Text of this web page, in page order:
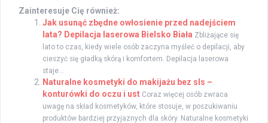
Zainteresuje Cię również:
Jak usunąć zbędne owłosienie przed nadejściem
lata? Depilacja laserowa Bielsko Biała Zbliżające się
lato to czas, kiedy wiele osób zaczyna myśleć o depilacji, aby
cieszyć się gładką skórą i komfortem. Depilacja laserowa
staje...
Naturalne kosmetyki do makijażu bez sls –
konturówki do oczu i ust Coraz więcej osób zwraca
uwagę na skład kosmetyków, które stosuje, w poszukiwaniu
produktów bardziej przyjaznych dla skóry. Naturalne kosmetyki